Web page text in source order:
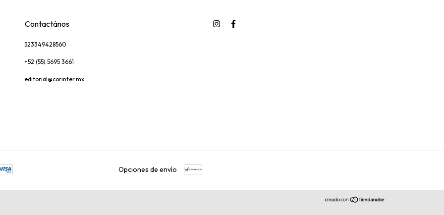
Contactános
523349428560
+52 (55) 5695 3661
editorial@corinter.mx
Opciones de envío